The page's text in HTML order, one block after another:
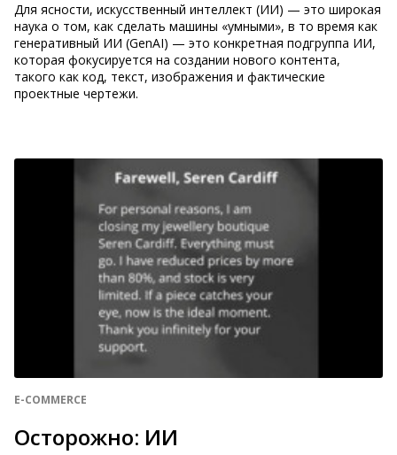
Для ясности, искусственный интеллект (ИИ) — это широкая
наука о том, как сделать машины «умными», в то время как
генеративный ИИ (GenAI) — это конкретная подгруппа ИИ,
которая фокусируется на создании нового контента,
такого как код, текст, изображения и фактические
проектные чертежи.
E-COMMERCE
Осторожно: ИИ